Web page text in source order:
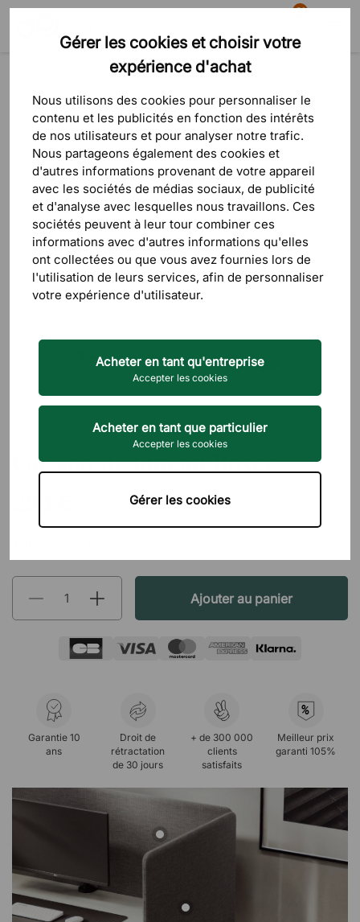
Gérer les cookies et choisir votre
expérience d'achat
Nous utilisons des cookies pour personnaliser le
contenu et les publicités en fonction des intérêts
de nos utilisateurs et pour analyser notre trafic.
Nous partageons également des cookies et
d'autres informations provenant de votre appareil
avec les sociétés de médias sociaux, de publicité
et d'analyse avec lesquelles nous travaillons. Ces
sociétés peuvent à leur tour combiner ces
informations avec d'autres informations qu'elles
ont collectées ou que vous avez fournies lors de
l'utilisation de leurs services, afin de personnaliser
votre expérience d'utilisateur.
Acheter en tant qu'entreprise
Accepter les cookies
Acheter en tant que particulier
Accepter les cookies
Gérer les cookies
Recherche
81
Panier
Rangement Caissons de rangement
DIREKT INTERIÖR
Caisson de bureau Boxer
Ajouter au panier
Garantie 10
ans
Droit de
rétractation
de 30 jours
+ de 300 000
clients
satisfaits
%
Meilleur prix
garanti 105%